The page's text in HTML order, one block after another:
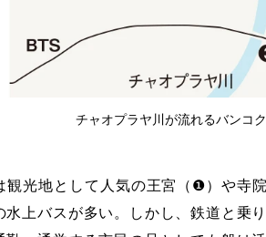
チャオプラヤ川が流れるバンコ
観光地として人気の王宮（❶）や寺
水上バスが多い。しかし、鉄道と乗